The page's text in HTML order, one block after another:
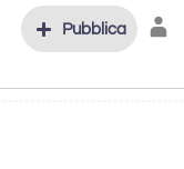
Pubblica